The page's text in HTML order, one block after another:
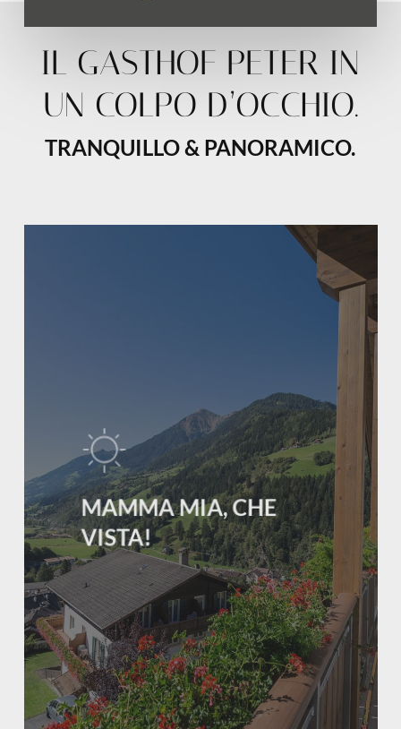
IL GASTHOF PETER IN
UN COLPO D’OCCHIO.
TRANQUILLO & PANORAMICO.
MAMMA MIA, CHE
VISTA!